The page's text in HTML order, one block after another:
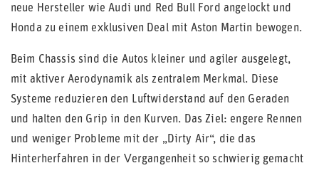
neue Hersteller wie Audi und Red Bull Ford angelockt und
Honda zu einem exklusiven Deal mit Aston Martin bewogen.
Beim Chassis sind die Autos kleiner und agiler ausgelegt,
mit aktiver Aerodynamik als zentralem Merkmal. Diese
Systeme reduzieren den Luftwiderstand auf den Geraden
und halten den Grip in den Kurven. Das Ziel: engere Rennen
und weniger Probleme mit der „Dirty Air“, die das
Hinterherfahren in der Vergangenheit so schwierig gemacht